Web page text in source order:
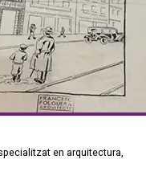
en arquitectura,